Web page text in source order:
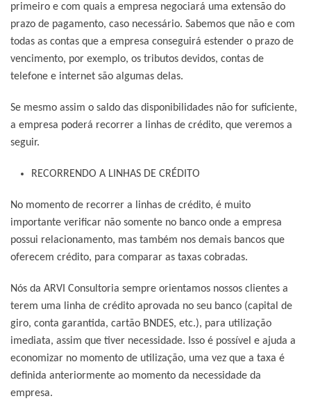
primeiro e com quais a empresa negociará uma extensão do
prazo de pagamento, caso necessário. Sabemos que não e com
todas as contas que a empresa conseguirá estender o prazo de
vencimento, por exemplo, os tributos devidos, contas de
telefone e internet são algumas delas.
Se mesmo assim o saldo das disponibilidades não for suficiente,
a empresa poderá recorrer a linhas de crédito, que veremos a
seguir.
RECORRENDO A LINHAS DE CRÉDITO
No momento de recorrer a linhas de crédito, é muito
importante verificar não somente no banco onde a empresa
possui relacionamento, mas também nos demais bancos que
oferecem crédito, para comparar as taxas cobradas.
Nós da ARVI Consultoria sempre orientamos nossos clientes a
terem uma linha de crédito aprovada no seu banco (capital de
giro, conta garantida, cartão BNDES, etc.), para utilização
imediata, assim que tiver necessidade. Isso é possível e ajuda a
economizar no momento de utilização, uma vez que a taxa é
definida anteriormente ao momento da necessidade da
empresa.